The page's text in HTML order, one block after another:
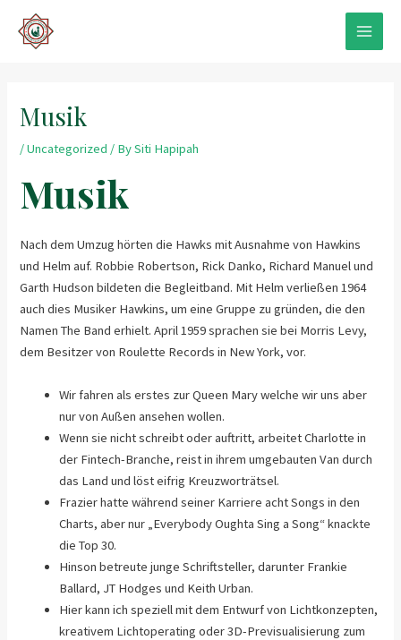
content
MAIN
Musik
/Uncategorized / BySiti Hapipah
Musik
Nach dem Umzug hörten die Hawks mit Ausnahme von Hawkins
und Helm auf. Robbie Robertson, Rick Danko, Richard Manuel und
Garth Hudson bildeten die Begleitband. Mit Helm verließen 1964
auch dies Musiker Hawkins, um eine Gruppe zu gründen, die den
Namen The Band erhielt. April 1959 sprachen sie bei Morris Levy,
dem Besitzer von Roulette Records in New York, vor.
Wir fahren als erstes zur Queen Mary welche wir uns aber
nur von Außen ansehen wollen.
Wenn sie nicht schreibt oder auftritt, arbeitet Charlotte in
der Fintech-Branche, reist in ihrem umgebauten Van durch
das Land und löst eifrig Kreuzworträtsel.
Frazier hatte während seiner Karriere acht Songs in den
Charts, aber nur „Everybody Oughta Sing a Song“ knackte
die Top 30.
Hinson betreute junge Schriftsteller, darunter Frankie
Ballard, JT Hodges und Keith Urban.
Hier kann ich speziell mit dem Entwurf von Lichtkonzepten,
kreativem Lichtoperating oder 3D-Previsualisierung zum